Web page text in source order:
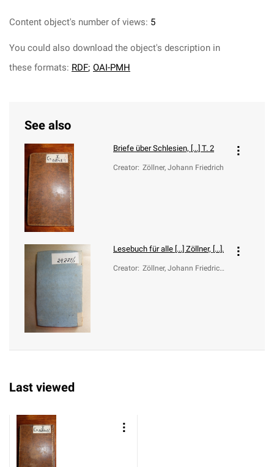
Content object's number of views: 5
You could also download the object's description in
these formats: RDF; OAI-PMH
See also
Briefe über Schlesien, [...] T. 2
Creator: Zöllner, Johann Friedrich
Lesebuch für alle [...] Zöllner, [...].
Creator: Zöllner, Johann Friedrich
Last viewed